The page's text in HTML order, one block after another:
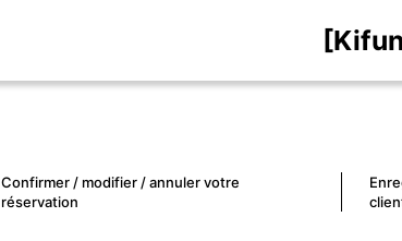
Confirmer / modifier / annuler votre
réservation